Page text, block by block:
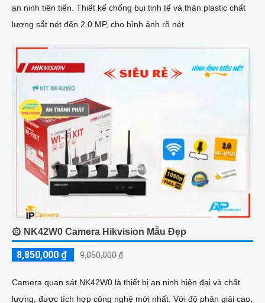
an ninh tiên tiến. Thiết kế chống bụi tinh tế và thân plastic chất
lượng sắt nét đến 2.0 MP, cho hình ảnh rõ nét
۞ NK42W0 Camera Hikvision Mẫu Đẹp
8,850,000 ₫ 9,050,000 ₫
Camera quan sát NK42W0 là thiết bị an ninh hiện đại và chất
lượng, được tích hợp công nghệ mới nhất. Với độ phân giải cao,